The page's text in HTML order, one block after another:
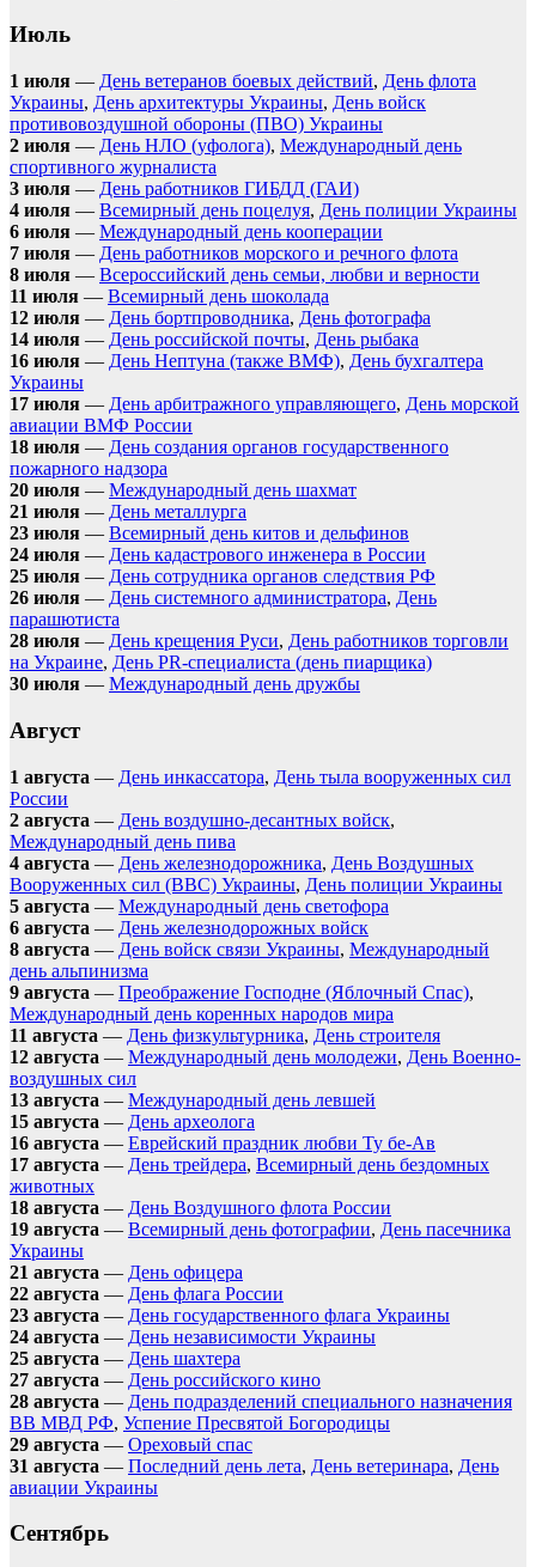
Июль
1 июля — День ветеранов боевых действий, День флота
Украины, День архитектуры Украины, День войск
противовоздушной обороны (ПВО) Украины
2 июля — День НЛО (уфолога), Международный день
спортивного журналиста
3 июля — День работников ГИБДД (ГАИ)
4 июля — Всемирный день поцелуя, День полиции Украины
6 июля — Международный день кооперации
7 июля — День работников морского и речного флота
8 июля — Всероссийский день семьи, любви и верности
11 июля — Всемирный день шоколада
12 июля — День бортпроводника, День фотографа
14 июля — День российской почты, День рыбака
16 июля — День Нептуна (также ВМФ), День бухгалтера
Украины
17 июля — День арбитражного управляющего, День морской
авиации ВМФ России
18 июля — День создания органов государственного
пожарного надзора
20 июля — Международный день шахмат
21 июля — День металлурга
23 июля — Всемирный день китов и дельфинов
24 июля — День кадастрового инженера в России
25 июля — День сотрудника органов следствия РФ
26 июля — День системного администратора, День
парашютиста
28 июля — День крещения Руси, День работников торговли
на Украине, День PR-специалиста (день пиарщика)
30 июля — Международный день дружбы
Август
1 августа — День инкассатора, День тыла вооруженных сил
России
2 августа — День воздушно-десантных войск,
Международный день пива
4 августа — День железнодорожника, День Воздушных
Вооруженных сил (ВВС) Украины, День полиции Украины
5 августа — Международный день светофора
6 августа — День железнодорожных войск
8 августа — День войск связи Украины, Международный
день альпинизма
9 августа — Преображение Господне (Яблочный Спас),
Международный день коренных народов мира
11 августа — День физкультурника, День строителя
12 августа — Международный день молодежи, День Военно-
воздушных сил
13 августа — Международный день левшей
15 августа — День археолога
16 августа — Еврейский праздник любви Ту бе-Ав
17 августа — День трейдера, Всемирный день бездомных
животных
18 августа — День Воздушного флота России
19 августа — Всемирный день фотографии, День пасечника
Украины
21 августа — День офицера
22 августа — День флага России
23 августа — День государственного флага Украины
24 августа — День независимости Украины
25 августа — День шахтера
27 августа — День российского кино
28 августа — День подразделений специального назначения
ВВ МВД РФ, Успение Пресвятой Богородицы
29 августа — Ореховый спас
31 августа — Последний день лета, День ветеринара, День
авиации Украины
Сентябрь